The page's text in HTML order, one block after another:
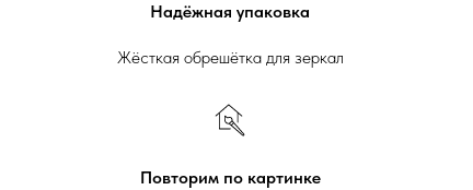
Надёжная упаковка
Жёсткая обрешётка для зеркал
Повторим по картинке